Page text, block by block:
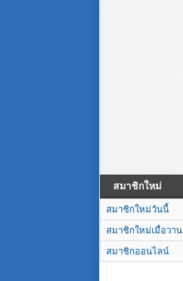
สมาชิกใหม่
สมาชิกใหม่วันนี้
สมาชิกใหม่เมื่อวาน
สมาชิกออนไลน์